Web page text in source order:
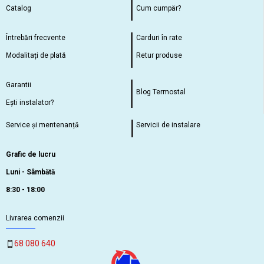
Catalog Cum cumpăr?
Întrebări frecvente
Modalitați de plată
Carduri în rate
Retur produse
Garantii
Ești instalator?
Blog Termostal
Service și mentenanță Servicii de instalare
Grafic de lucru
Luni - Sâmbătă
8:30 - 18:00
Livrarea comenzii
68 080 640